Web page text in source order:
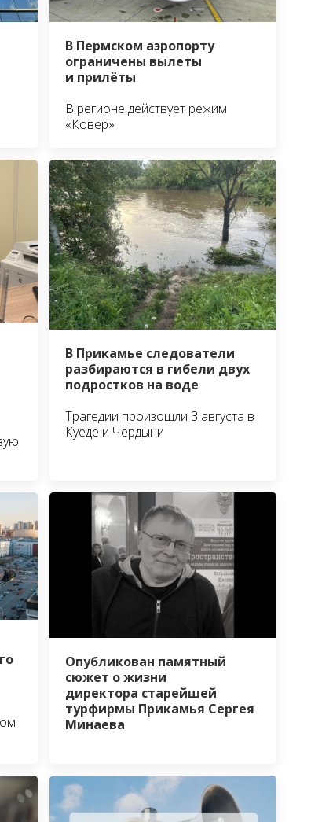
В Пермском аэропорту
ограничены вылеты
и прилёты
В регионе действует режим
«Ковёр»
В Прикамье следователи
разбираются в гибели двух
подростков на воде
Трагедии произошли 3 августа в
Куеде и Чердыни
Опубликован памятный
сюжет о жизни
директора старейшей
турфирмы Прикамья Сергея
Минаева